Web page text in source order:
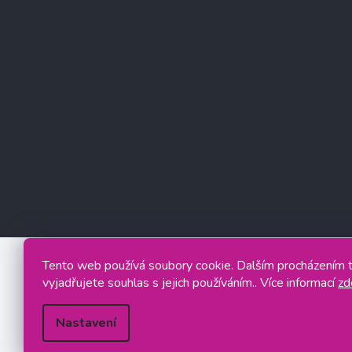
Tento web používá soubory cookie. Dalším
vyjadřujete souhlas s jejich používáním.. Více informací
Nastavení